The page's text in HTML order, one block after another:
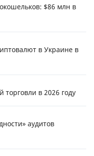
$86 млн в
в Украине в
в 2026 году
аудитов